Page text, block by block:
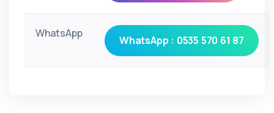
WhatsApp
WhatsApp : 0535 570 61 87